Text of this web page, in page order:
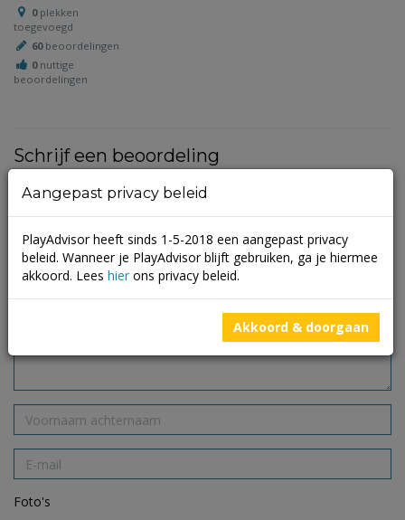
0plekken
toegevoegd
60beoordelingen
0nuttige
beoordelingen
Schrijf een beoordeling
Je e-mailadres wordt niet gepubliceerd.
gemarkeerd met*
Foto's
Aangepast privacy beleid
PlayAdvisor heeft sinds 1-5-2018 een aangepast privacy
beleid. Wanneer je PlayAdvisor blijft gebruiken, ga je hiermee
akkoord. Lees hier ons privacy beleid.
Akkoord & doorgaan